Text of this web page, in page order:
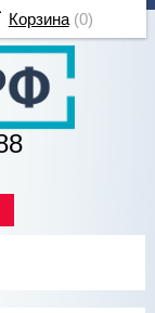
Корзина(0)